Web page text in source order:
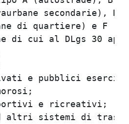
di
di cui al DLgs
e pubblici
ed altri sistemi